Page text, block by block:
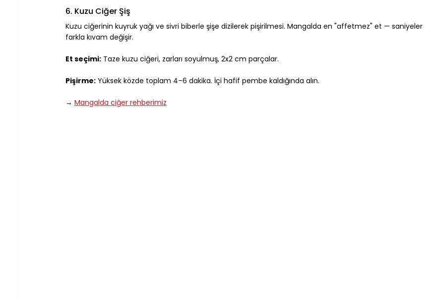
6. Kuzu Ciğer Şiş
Kuzu ciğerinin kuyruk yağı ve sivri biberle şişe dizilerek pişirilmesi. Mangalda en "affetmez" et — saniyeler
farkla kıvam değişir.
Et seçimi: Taze kuzu ciğeri, zarları soyulmuş, 2x2 cm parçalar.
Pişirme: Yüksek közde toplam 4–6 dakika. İçi hafif pembe kaldığında alın.
→ Mangalda ciğer rehberimiz